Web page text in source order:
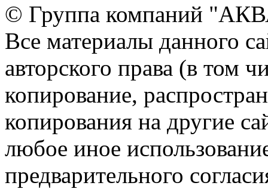
© Группа компаний
Все материалы данного
авторского права (в том
копирование,
копирования на другие
любое иное
предварительного